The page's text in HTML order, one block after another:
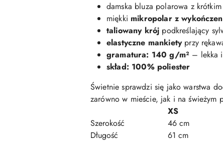
damska bluza polarowa z
miękki mikropolar z
taliowany krój podkreślający
elastyczne mankietyprzy
gramatura: 140 g/m² – lekka
skład: 100% poliester
Świetnie sprawdzi się jako warstwa
zarówno w mieście, jak i na świeżym
XS
Szerokość
46 cm
Długość
61 cm